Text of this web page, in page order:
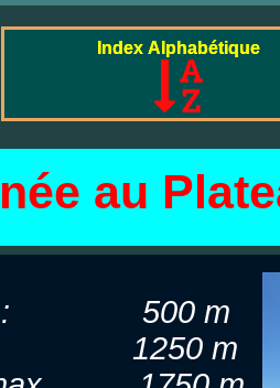
au
Index Alphabétique
500 m
1250 m